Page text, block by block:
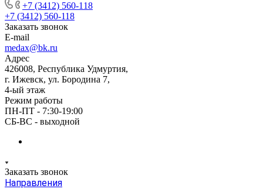
+7 (3412) 560-118
+7 (3412) 560-118
Заказать звонок
E-mail
medax@bk.ru
Адрес
426008, Республика Удмуртия,
г. Ижевск, ул. Бородина 7,
4-ый этаж
Режим работы
ПН-ПТ - 7:30-19:00
СБ-ВС - выходной
Заказать звонок
Направления